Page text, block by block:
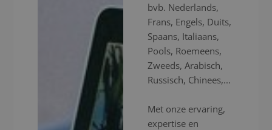
bvb. Nederlands,
Frans, Engels, Duits,
Spaans, Italiaans,
Pools, Roemeens,
Zweeds, Arabisch,
Russisch, Chinees,...
Met onze ervaring,
expertise en